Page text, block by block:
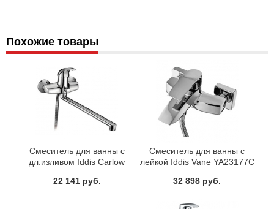
Похожие товары
Смеситель для ванны с
дл.изливом Iddis Carlow
22 141 руб.
Смеситель для ванны с
лейкой Iddis Vane YA23177C
32 898 руб.